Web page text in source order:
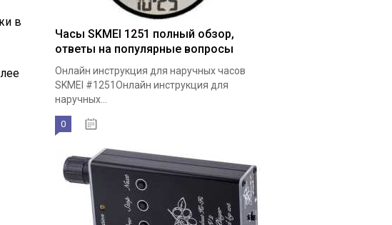
в
Часы SKMEI 1251 полный обзор,
ответы на популярные вопросы
Онлайн инструкция для наручных часов
SKMEI #1251Онлайн инструкция для
наручных...
0